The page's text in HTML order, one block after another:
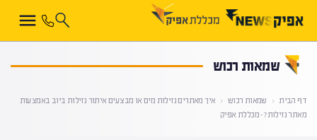
שמאות רכוש
דף הבית ‹ שמאות רכוש ‹ איך מאתרים נזילות מים או מבצעים איתור נזילות ביוב באמצעות
מאתר נזילות? – מכללת אפיק